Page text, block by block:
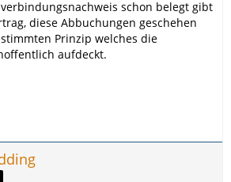
schon belegt gibt
diese Abbuchungen geschehen
Prinzip welches die
aufdeckt.